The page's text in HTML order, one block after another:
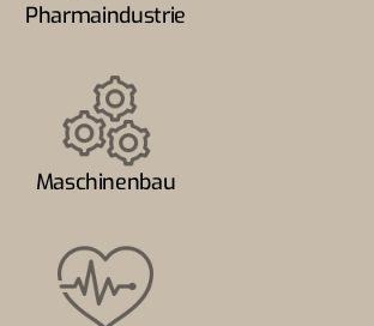
Pharmaindustrie
Maschinenbau